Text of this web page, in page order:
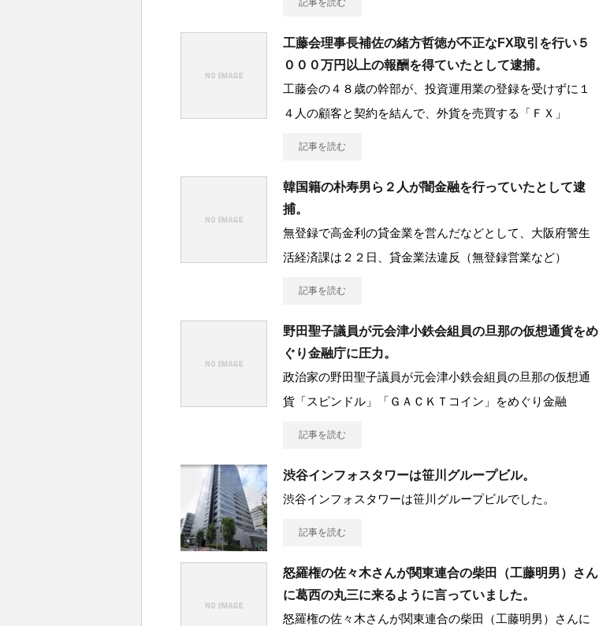
記事を読む
工藤会理事長補佐の緒方哲徳が不正なFX取引を行い５
０００万円以上の報酬を得ていたとして逮捕。
工藤会の４８歳の幹部が、投資運用業の登録を受けずに１
４人の顧客と契約を結んで、外貨を売買する「ＦＸ」
記事を読む
韓国籍の朴寿男ら２人が闇金融を行っていたとして逮
捕。
無登録で高金利の貸金業を営んだなどとして、大阪府警生
活経済課は２２日、貸金業法違反（無登録営業など）
記事を読む
野田聖子議員が元会津小鉄会組員の旦那の仮想通貨をめ
ぐり金融庁に圧力。
政治家の野田聖子議員が元会津小鉄会組員の旦那の仮想通
貨「スピンドル」「ＧＡＣＫＴコイン」をめぐり金融
記事を読む
渋谷インフォスタワーは笹川グループビル。
渋谷インフォスタワーは笹川グループビルでした。
記事を読む
怒羅権の佐々木さんが関東連合の柴田（工藤明男）さん
に葛西の丸三に来るように言っていました。
怒羅権の佐々木さんが関東連合の柴田（工藤明男）さんに